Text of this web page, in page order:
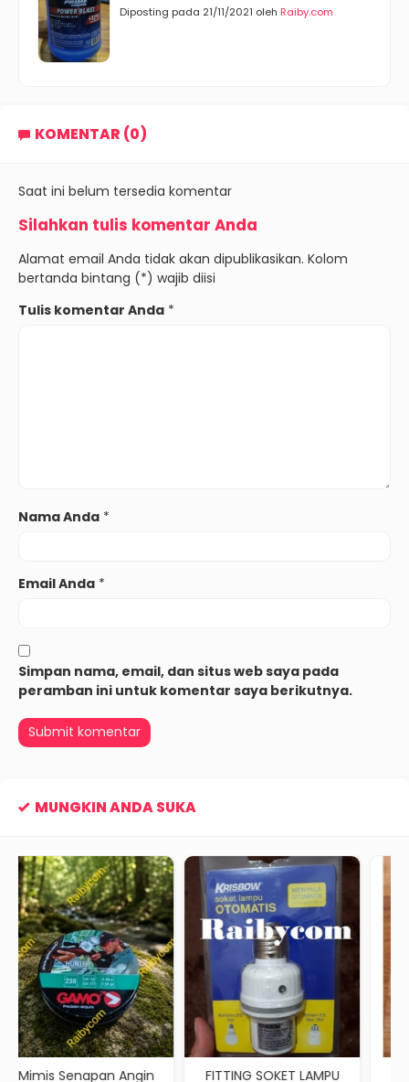
Diposting pada 21/11/2021 oleh Raiby.com
KOMENTAR (0)
Saat ini belum tersedia komentar
Silahkan tulis komentar Anda
Alamat email Anda tidak akan dipublikasikan. Kolom
bertanda bintang (*) wajib diisi
Tulis komentar Anda *
Nama Anda *
Email Anda *
Simpan nama, email, dan situs web saya pada
peramban ini untuk komentar saya berikutnya.
MUNGKIN ANDA SUKA
Angin FITTING SOKET LAMPU Gold Eagle No Leak